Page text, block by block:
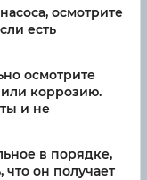
осмотрите
есть
осмотрите
коррозию.
и не
в порядке,
что он получает